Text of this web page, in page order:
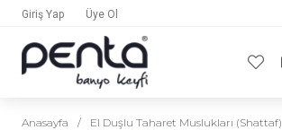
Giriş Yap Üye Ol
Anasayfa / El Duşlu Taharet Muslukları (Shattaf)